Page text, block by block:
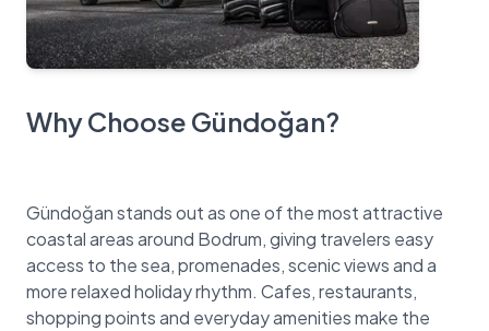
Why Choose Gündoğan?
Gündoğan stands out as one of the most attractive
coastal areas around Bodrum, giving travelers easy
access to the sea, promenades, scenic views and a
more relaxed holiday rhythm. Cafes, restaurants,
shopping points and everyday amenities make the